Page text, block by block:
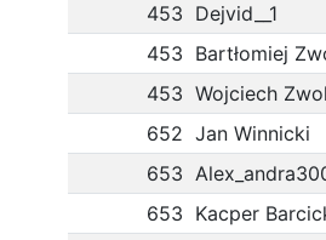
453 Dejvid__1
453 Bartłomiej
453 Wojciech
652 Jan Winnicki
653
653 Kacper